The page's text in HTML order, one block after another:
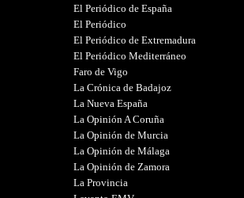
El Periódico de España
El Periódico
El Periódico de Extremadura
El Periódico Mediterráneo
Faro de Vigo
La Crónica de Badajoz
La Nueva España
La Opinión A Coruña
La Opinión de Murcia
La Opinión de Málaga
La Opinión de Zamora
La Provincia